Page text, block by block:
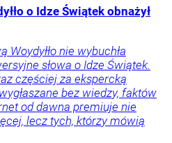
o Idze Świątek obnażył
nie wybuchła
słowa o Idze Świątek.
częściej za ekspercką
bez wiedzy, faktów
od dawna premiuje nie
lecz tych, którzy mówią